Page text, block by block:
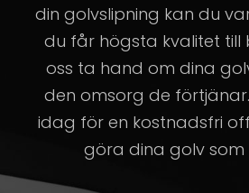
din golvslipning kan du
du får högsta kvalitet till
oss ta hand om dina
den omsorg de
idag för en kostnadsfri
göra dina golv som